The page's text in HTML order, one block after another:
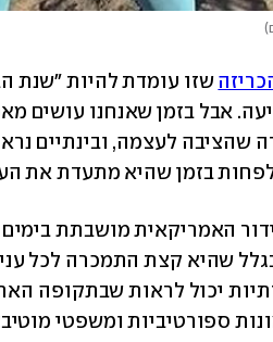
)
בזמן שהיא מתעדת את
ספורטיביות ומשפטי